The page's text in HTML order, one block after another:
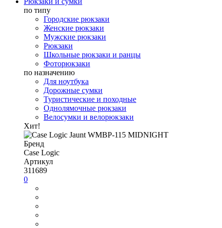
по типу
Городские рюкзаки
Женские рюкзаки
Мужские рюкзаки
Рюкзаки
Школьные рюкзаки и ранцы
Фоторюкзаки
по назначению
Для ноутбука
Дорожные сумки
Туристические и походные
Однолямочные рюкзаки
Велосумки и велорюкзаки
Хит!
Бренд
Case Logic
Артикул
311689
0